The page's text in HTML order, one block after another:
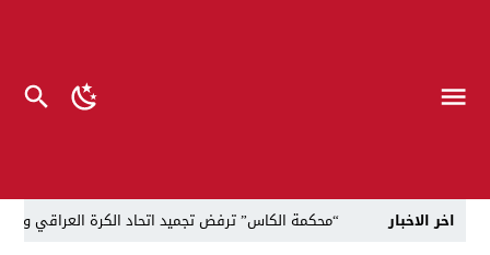
اخر الاخبار
“محكمة الكاس” ترفض تجميد اتحاد الكرة العراقي